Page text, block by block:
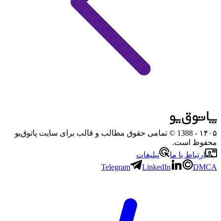
۱۴۰۵
- 1388 © تمامی حقوق مطالب و قالب برای سایت پاتوق‌یو
محفوظ است.
ارتباط با ما
تبلیغات
Telegram
LinkedIn DMCA